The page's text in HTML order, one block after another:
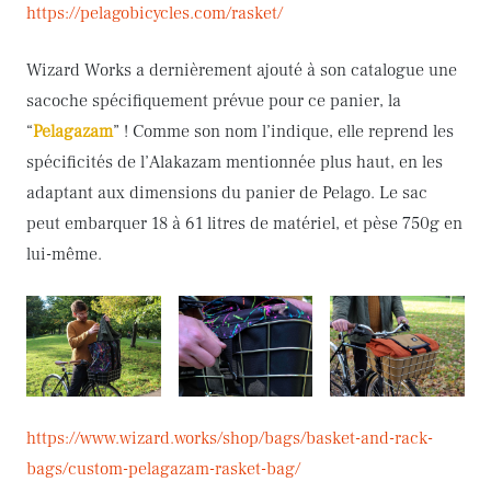
https://pelagobicycles.com/rasket/
Wizard Works a dernièrement ajouté à son catalogue une
sacoche spécifiquement prévue pour ce panier, la
“Pelagazam” ! Comme son nom l’indique, elle reprend les
spécificités de l’Alakazam mentionnée plus haut, en les
adaptant aux dimensions du panier de Pelago. Le sac
peut embarquer 18 à 61 litres de matériel, et pèse 750g en
lui-même.
https://www.wizard.works/shop/bags/basket-and-rack-
bags/custom-pelagazam-rasket-bag/